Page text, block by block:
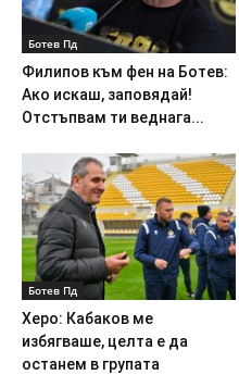
Ботев Пд
Филипов към фен на Ботев:
Ако искаш, заповядай!
Отстъпвам ти веднага...
Ботев Пд
Херо: Кабаков ме
избягваше, целта е да
останем в групата